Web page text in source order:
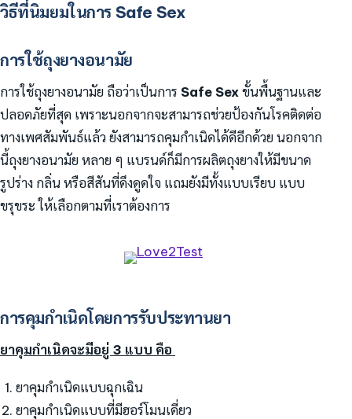
วิธีที่นิมยมในการ Safe Sex
การใช้ถุงยางอนามัย
การใช้ถุงยางอนามัย ถือว่าเป็นการ Safe Sexขั้นพื้นฐานและ
ปลอดภัยที่สุด เพราะนอกจากจะสามารถช่วยป้องกันโรคติดต่อ
ทางเพศสัมพันธ์แล้ว ยังสามารถคุมกำเนิดได้ดีอีกด้วย นอกจาก
นี้ถุงยางอนามัย หลาย ๆ แบรนด์ก็มีการผลิตถุงยางให้มีขนาด
รูปร่าง กลิ่น หรือสีสันที่ดึงดูดใจ แถมยังมีทั้งแบบเรียบ แบบ
ขรุขระ ให้เลือกตามที่เราต้องการ
การคุมกำเนิดโดยการรับประทานยา
ยาคุมกำเนิดจะมีอยู่ 3 แบบ คือ
ยาคุมกำเนิดแบบฉุกเฉิน
ยาคุมกำเนิดแบบที่มีฮอร์โมนเดี่ยว